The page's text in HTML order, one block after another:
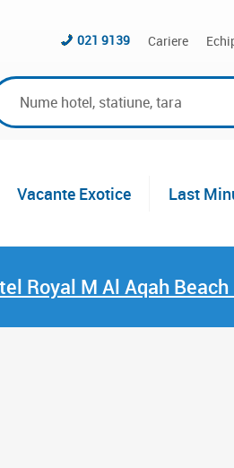
Cariere
021 9139
Vacante Exotice Last
Royal M Al Aqah